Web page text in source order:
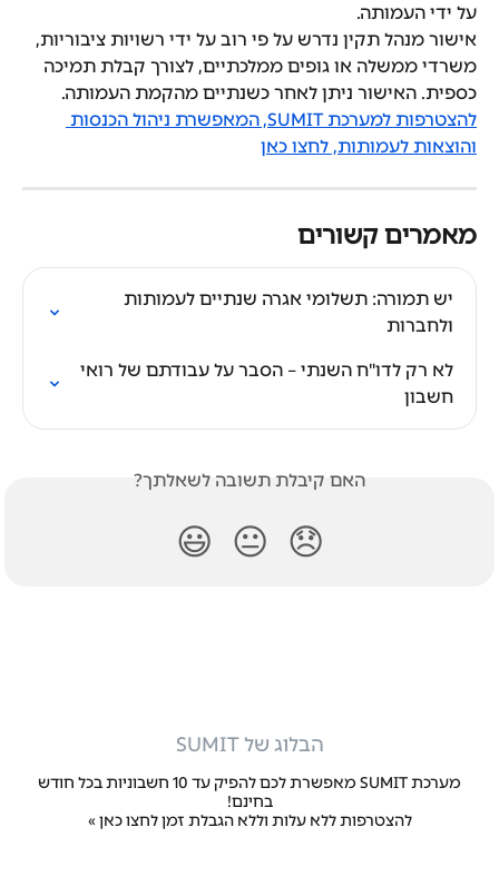
על ידי העמותה.
אישור מנהל תקין נדרש על פי רוב על ידי רשויות ציבוריות,
משרדי ממשלה או גופים ממלכתיים, לצורך קבלת תמיכה
כספית. האישור ניתן לאחר כשנתיים מהקמת העמותה.
להצטרפות למערכת SUMIT, המאפשרת ניהול הכנסות
והוצאות לעמותות, לחצו כאן
מאמרים קשורים
יש תמורה: תשלומי אגרה שנתיים לעמותות
ולחברות
לא רק לדו"ח השנתי – הסבר על עבודתם של רואי
חשבון
האם קיבלת תשובה לשאלתך?
😞
😐
😃
הבלוג של SUMIT
מערכת SUMIT מאפשרת לכם להפיק עד 10 חשבוניות בכל חודש
בחינם!
להצטרפות ללא עלות וללא הגבלת זמןלחצו כאן »